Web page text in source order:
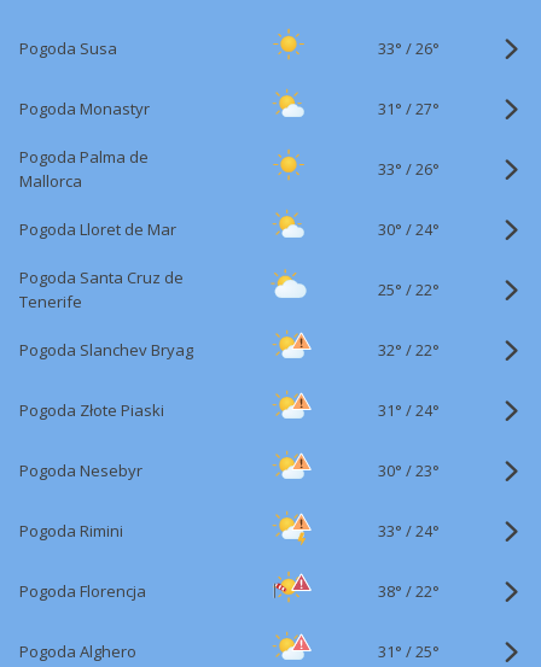
Pogoda Susa 33° /26°
Pogoda Monastyr 31° /27°
Pogoda Palma de
Mallorca
33° /26°
Pogoda Lloret de Mar 30° /24°
Pogoda Santa Cruz de
Tenerife
25° /22°
Pogoda Slanchev Bryag 32° /22°
Pogoda Złote Piaski 31° /24°
Pogoda Nesebyr 30° /23°
Pogoda Rimini 33° /24°
Pogoda Florencja 38° /22°
Pogoda Alghero 31° /25°